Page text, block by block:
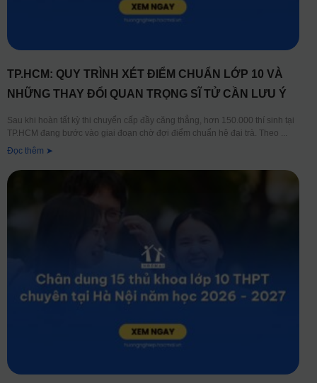
TP.HCM: QUY TRÌNH XÉT ĐIỂM CHUẨN LỚP 10 VÀ
NHỮNG THAY ĐỔI QUAN TRỌNG SĨ TỬ CẦN LƯU Ý
Sau khi hoàn tất kỳ thi chuyển cấp đầy căng thẳng, hơn 150.000 thí sinh tại
TP.HCM đang bước vào giai đoạn chờ đợi điểm chuẩn hệ đại trà. Theo
Đọc thêm ➤